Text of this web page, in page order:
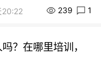
20:22 239 1
？在哪里培训，